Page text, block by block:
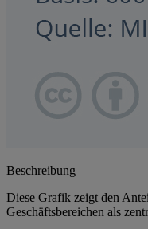
Beschreibung
Diese Grafik zeigt den
Geschäftsbereichen als